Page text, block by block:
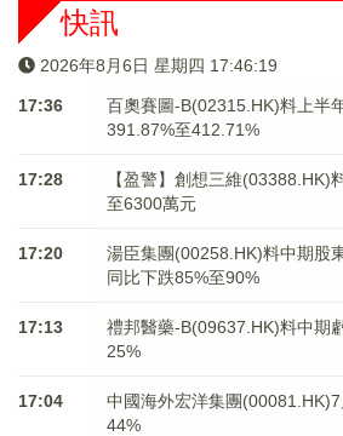
快訊
2026年8月6日 星期四 17:46:20
17:36
百奧賽圖-B(02315.HK)料上半
391.87%至412.71%
17:28
【盈警】創想三維(03388.HK)
至6300萬元
17:20
湯臣集團(00258.HK)料中期股
同比下跌85%至90%
17:13
禮邦醫藥-B(09637.HK)料中期
25%
17:04
中國海外宏洋集團
44%